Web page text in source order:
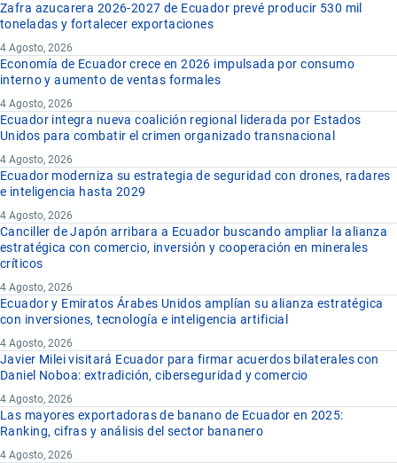
Zafra azucarera 2026-2027 de Ecuador prevé producir 530 mil
toneladas y fortalecer exportaciones
4 Agosto, 2026
Economía de Ecuador crece en 2026 impulsada por consumo
interno y aumento de ventas formales
4 Agosto, 2026
Ecuador integra nueva coalición regional liderada por Estados
Unidos para combatir el crimen organizado transnacional
4 Agosto, 2026
Ecuador moderniza su estrategia de seguridad con drones, radares
e inteligencia hasta 2029
4 Agosto, 2026
Canciller de Japón arribara a Ecuador buscando ampliar la alianza
estratégica con comercio, inversión y cooperación en minerales
críticos
4 Agosto, 2026
Ecuador y Emiratos Árabes Unidos amplían su alianza estratégica
con inversiones, tecnología e inteligencia artificial
4 Agosto, 2026
Javier Milei visitará Ecuador para firmar acuerdos bilaterales con
Daniel Noboa: extradición, ciberseguridad y comercio
4 Agosto, 2026
Las mayores exportadoras de banano de Ecuador en 2025:
Ranking, cifras y análisis del sector bananero
4 Agosto, 2026